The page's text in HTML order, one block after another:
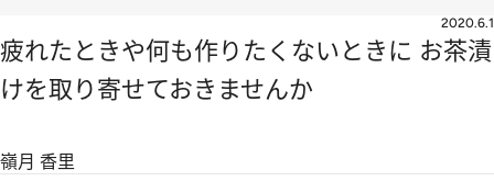
2020.6.1
疲れたときや何も作りたくないときに お茶漬
けを取り寄せておきませんか
嶺月 香里